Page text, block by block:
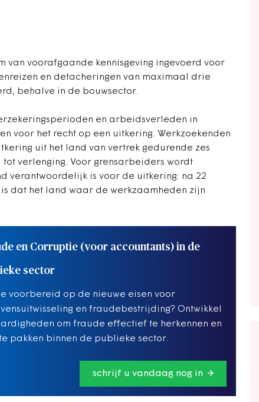
van voorafgaande kennisgeving ingevoerd voor
en detacheringen van maximaal drie
behalve in de bouwsector.
en arbeidsverleden in
voor het recht op een uitkering. Werkzoekenden
uit het land van vertrek gedurende zes
verlenging. Voor grensarbeiders wordt
verantwoordelijk is voor de uitkering: na 22
dat het land waar de werkzaamheden zijn
en Corruptie (voor accountants) in de
sector
voorbereid op de nieuwe eisen voor
en fraudebestrijding? Ontwikkel
om fraude effectief te herkennen en
pakken binnen de publieke sector.
schrijf u vandaag nog in